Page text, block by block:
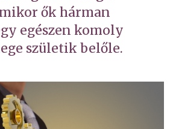
ők hárman
egészen komoly
születik belőle.